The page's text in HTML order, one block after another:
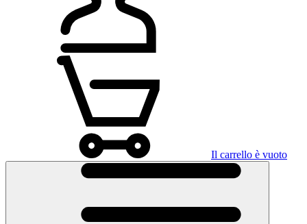
Il carrello è vuoto